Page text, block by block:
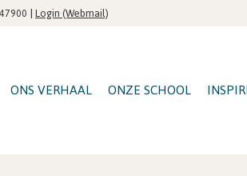
|Login (Webmail)
ONS VERHAAL ONZE SCHOOL